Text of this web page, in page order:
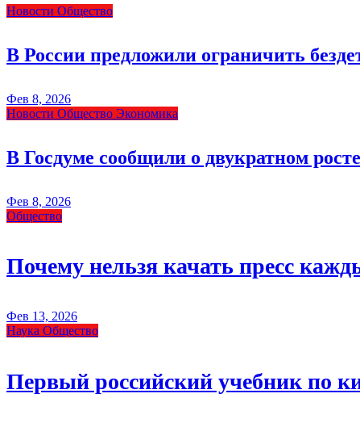
Новости Общество
В России предложили ограничить
Фев 8, 2026
Новости Общество Экономика
В Госдуме сообщили о двукратном
Фев 8, 2026
Общество
Почему нельзя качать пресс
Фев 13, 2026
Наука Общество
Первый российский учебник по